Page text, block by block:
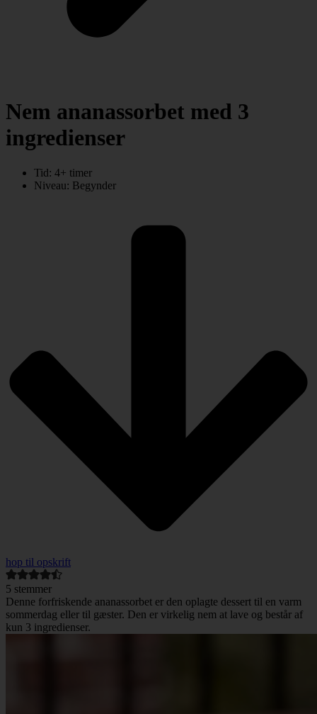
Nem ananassorbet med 3
ingredienser
Tid: 4+ timer
Niveau: Begynder
hop til opskrift
5 stemmer
Denne forfriskende ananassorbet er den oplagte dessert til en varm
sommerdag eller til gæster. Den er virkelig nem at lave og består af
kun 3 ingredienser.